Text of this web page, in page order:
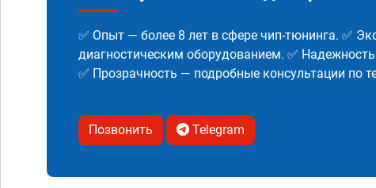
✅ Опыт — более 8 лет в сфере чип-тюнинга. ✅
диагностическим оборудованием. ✅
✅ Прозрачность — подробные консультации по
Позвонить Telegram